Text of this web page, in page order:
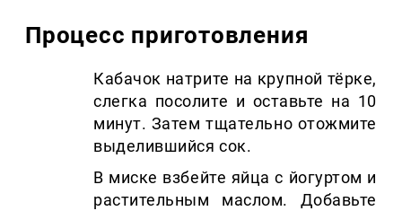
Процесс приготовления
Кабачок натрите на крупной тёрке,
слегка посолите и оставьте на 10
минут. Затем тщательно отожмите
выделившийся сок.
В миске взбейте яйца с йогуртом и
растительным маслом. Добавьте